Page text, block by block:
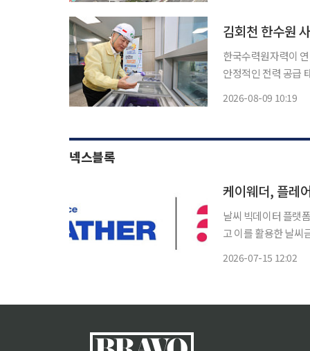
김회천 한수원
한국수력원자력이
안정적인 전력 공급 태세를 긴급 점검했다.
2026-08-09 10:19
넥스블록
케이웨더, 플레
날씨 빅데이터 플랫
고 이를 활용한 날씨금융 시장 개발에 나
2026-07-15 12:02